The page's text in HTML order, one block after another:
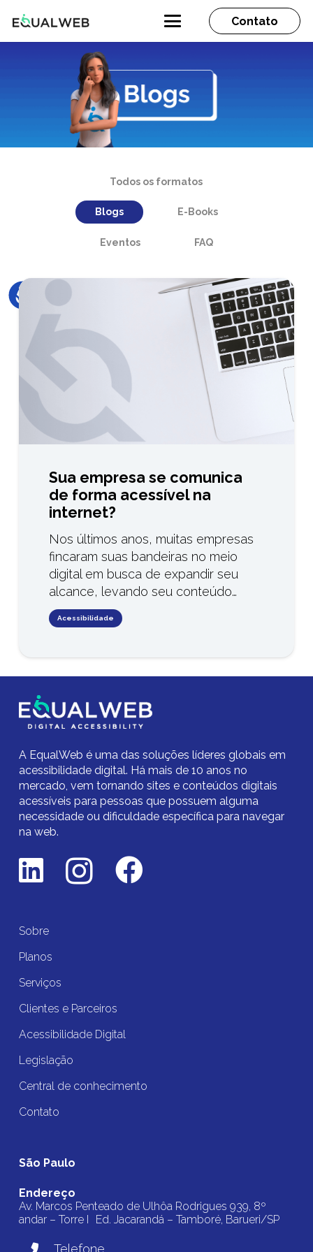
Contato
Todos os formatos
Blogs E-Books
Eventos FAQ
Sua empresa se comunica
de forma acessível na
internet?
Nos últimos anos, muitas empresas
fincaram suas bandeiras no meio
digital em busca de expandir seu
alcance, levando seu conteúdo…
Acessibilidade
A EqualWeb é uma das soluções líderes globais em
acessibilidade digital. Há mais de 10 anos no
mercado, vem tornando sites e conteúdos digitais
acessíveis para pessoas que possuem alguma
necessidade ou dificuldade específica para navegar
na web.
Sobre
Planos
Serviços
Clientes e Parceiros
Acessibilidade Digital
Legislação
Central de conhecimento
Contato
São Paulo
Endereço
Av. Marcos Penteado de Ulhôa Rodrigues 939, 8º
andar – Torre I Ed. Jacarandá – Tamboré, Barueri/SP
Telefone